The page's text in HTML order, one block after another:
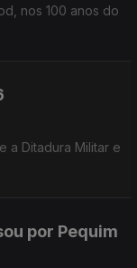
nos 100 anos do
a Ditadura Militar e
por Pequim